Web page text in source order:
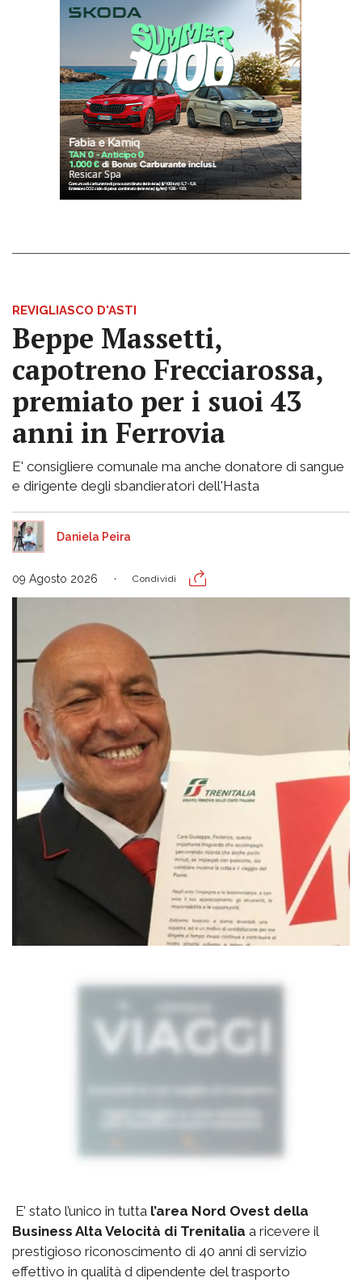
REVIGLIASCO D'ASTI
Beppe Massetti,
capotreno Frecciarossa,
premiato per i suoi 43
anni in Ferrovia
E' consigliere comunale ma anche donatore di sangue
e dirigente degli sbandieratori dell'Hasta
Daniela Peira
09 Agosto 2026 Condividi
E’ stato l’unico in tutta l’area Nord Ovest della
Business Alta Velocità di Trenitalia a ricevere il
prestigioso riconoscimento di 40 anni di servizio
effettivo in qualità d dipendente del trasporto